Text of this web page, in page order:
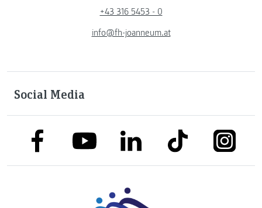
+43 316 5453 - 0
info@fh-joanneum.at
Social Media
link to facebooklink to youtubelink to linkedinlink to tiktok link to